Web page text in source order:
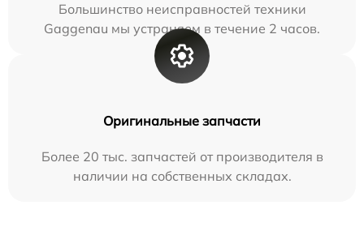
Большинство неисправностей техники
Gaggenau мы устраняем в течение 2 часов.
Оригинальные запчасти
Более 20 тыс. запчастей от производителя в
наличии на собственных складах.